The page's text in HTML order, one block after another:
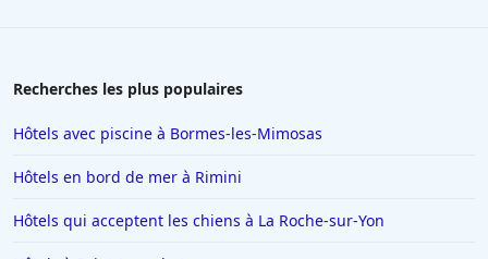
Hôtels à Las Vegas
Hôtels à Pont-lʼEveque
Recherches les plus populaires
Hôtels avec piscine à Bormes-les-Mimosas
Hôtels en bord de mer à Rimini
Hôtels qui acceptent les chiens à La Roche-sur-Yon